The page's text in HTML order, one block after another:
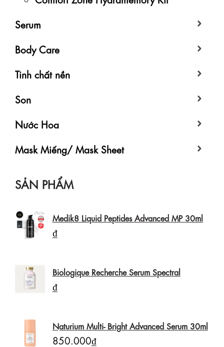
Serum
Body Care
Tinh chất nền
Son
Nước Hoa
Mask Miếng/ Mask Sheet
SẢN PHẨM
Medik8 Liquid Peptides Advanced MP 30ml
₫
Biologique Recherche Serum Spectral
₫
Naturium Multi- Bright Advanced Serum 30ml
850.000₫